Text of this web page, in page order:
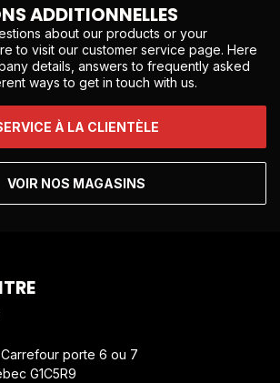
ADDITIONNELLES
about our products or your
to visit our customer service page. Here
details, answers to frequently asked
ways to get in touch with us.
À LA CLIENTÈLE
VOIR NOS MAGASINS
porte 6 ou 7
G1C5R9